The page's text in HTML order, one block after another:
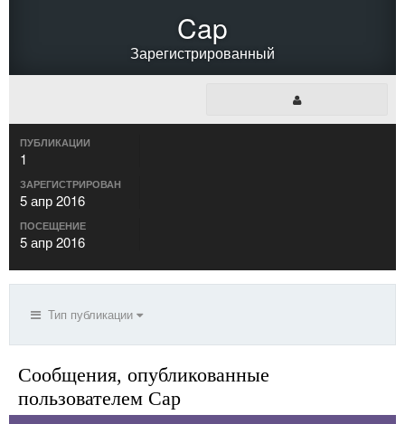
Cap
Зарегистрированный
ПУБЛИКАЦИИ
1
ЗАРЕГИСТРИРОВАН
5 апр 2016
ПОСЕЩЕНИЕ
5 апр 2016
Тип публикации
Сообщения, опубликованные
пользователем Cap